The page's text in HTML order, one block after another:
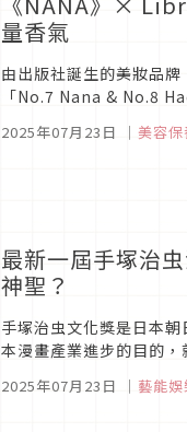
量香氣
由出版社誕生的美妝品
「No.7 Nana & No.8 Hachi」，備受矚目
2025年07月23日 ｜ 美容保
最新一屆手塚治
神聖？
手塚治虫文化獎是日本
本漫畫產業進步的目的
2025年07月23日 ｜ 藝能娛